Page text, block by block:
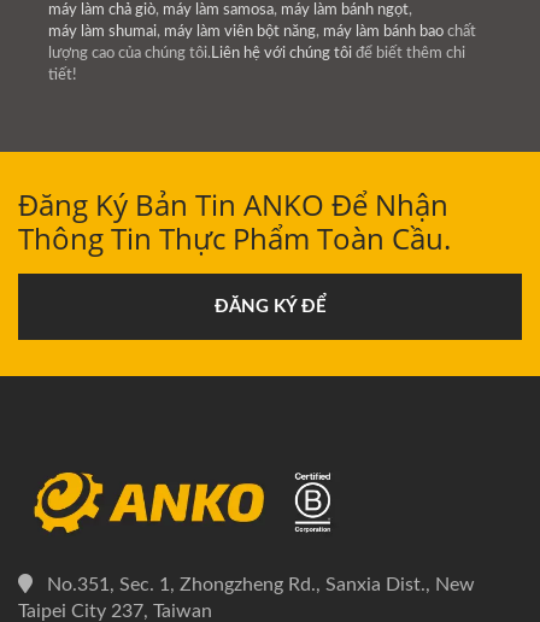
máy làm chả giò, máy làm samosa, máy làm bánh ngọt,
máy làm shumai, máy làm viên bột năng, máy làm bánh bao chất
lượng cao của chúng tôi.Liên hệ với chúng tôi để biết thêm chi
tiết!
Đăng Ký Bản Tin ANKO Để Nhận
Thông Tin Thực Phẩm Toàn Cầu.
ĐĂNG KÝ ĐỂ
No.351, Sec. 1, Zhongzheng Rd., Sanxia Dist., New
Taipei City 237, Taiwan